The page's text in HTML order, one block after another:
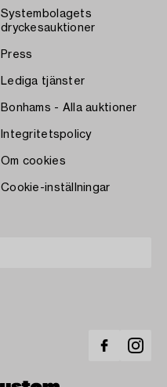
Systembolagets
dryckesauktioner
Press
Lediga tjänster
Bonhams - Alla auktioner
Integritetspolicy
Om cookies
Cookie-inställningar